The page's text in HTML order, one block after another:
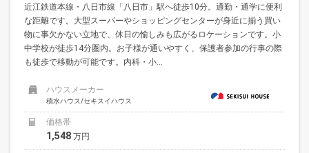
近江鉄道本線・八日市線「八日市」駅へ徒歩10分。通勤・通学に便利
な距離です。大型スーパーやショッピングセンターが身近に揃う買い
物に事欠かない立地で、休日の愉しみも広がるロケーションです。小
中学校が徒歩14分圏内。お子様が通いやすく、保護者参加の行事の際
も徒歩で移動が可能です。内科・小...
ハウスメーカー
積水ハウス/セキスイハウス
価格帯
1,548 万円